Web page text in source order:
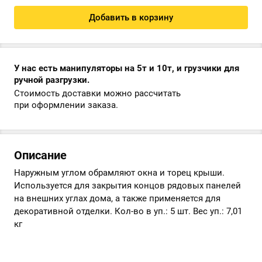
Добавить в корзину
У нас есть манипуляторы на 5т и 10т, и грузчики для
ручной разгрузки.
Стоимость доставки можно рассчитать
при оформлении заказа.
Описание
Наружным углом обрамляют окна и торец крыши.
Используется для закрытия концов рядовых панелей
на внешних углах дома, а также применяется для
декоративной отделки. Кол-во в уп.: 5 шт. Вес уп.: 7,01
кг